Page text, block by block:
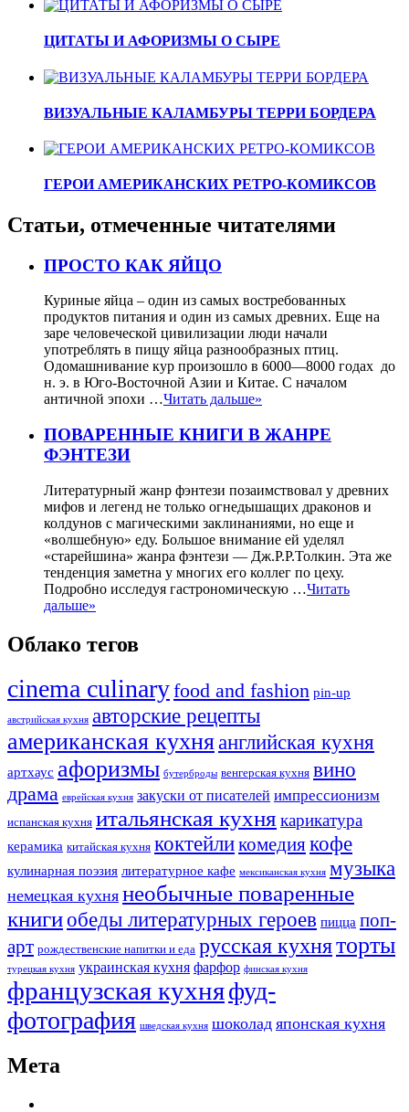
ЦИТАТЫ И АФОРИЗМЫ О СЫРЕ
ВИЗУАЛЬНЫЕ КАЛАМБУРЫ ТЕРРИ БОРДЕРА
ГЕРОИ АМЕРИКАНСКИХ РЕТРО-КОМИКСОВ
Статьи, отмеченные читателями
ПРОСТО КАК ЯЙЦО
Куриные яйца – один из самых востребованных
продуктов питания и один из самых древних. Еще на
заре человеческой цивилизации люди начали
употреблять в пищу яйца разнообразных птиц.
Одомашнивание кур произошло в 6000—8000 годах до
н. э. в Юго-Восточной Азии и Китае. С началом
античной эпохи …Читать дальше»
ПОВАРЕННЫЕ КНИГИ В ЖАНРЕ
ФЭНТЕЗИ
Литературный жанр фэнтези позаимствовал у древних
мифов и легенд не только огнедышащих драконов и
колдунов с магическими заклинаниями, но еще и
«волшебную» еду. Большое внимание ей уделял
«старейшина» жанра фэнтези — Дж.Р.Р.Толкин. Эта же
тенденция заметна у многих его коллег по цеху.
Подробно исследуя гастрономическую …Читать
дальше»
Облако тегов
cinema culinaryfood аnd fashion pin-up
австрийская кухня авторские рецепты
американская кухняанглийская кухня
артхаус афоризмы бутерброды венгерская кухня вино
драма еврейская кухня закуски от писателей импрессионизм
испанская кухня итальянская кухня карикатура
керамика китайская кухня коктейликомедиякофе
кулинарная поэзия литературное кафе мексиканская кухня музыка
немецкая кухня необычные поваренные
книгиобеды литературных героев пицца поп-
арт рождественские напитки и еда русская кухняторты
турецкая кухня украинская кухня фарфор финская кухня
французская кухняфуд-
фотография шведская кухня шоколад японская кухня
Мета